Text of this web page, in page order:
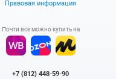
Правовая информация
Почти все можно купить на
+7 (812) 448-59-90